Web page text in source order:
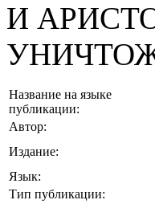
И
Название на языке
публикации:
Автор:
Издание:
Язык:
Тип публикации: